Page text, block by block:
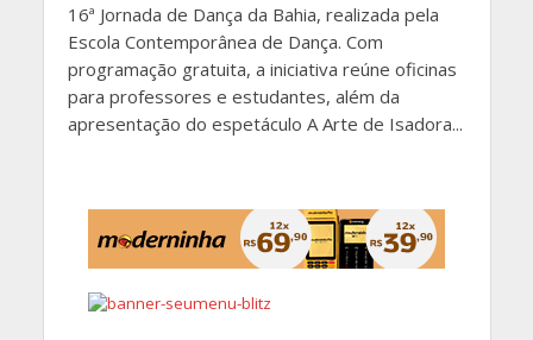
16ª Jornada de Dança da Bahia, realizada pela
Escola Contemporânea de Dança. Com
programação gratuita, a iniciativa reúne oficinas
para professores e estudantes, além da
apresentação do espetáculo A Arte de Isadora...